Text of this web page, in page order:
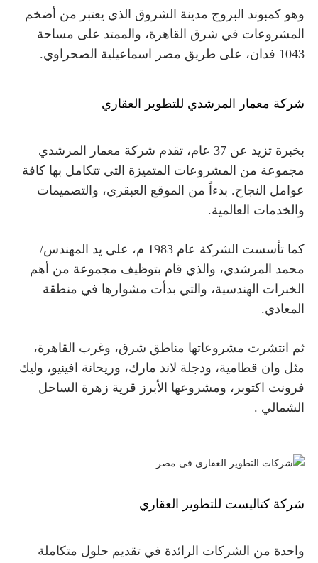
وهو كمبوند البروج مدينة الشروق الذي يعتبر من أضخم
المشروعات في شرق القاهرة، والممتد على مساحة
1043 فدان، على طريق مصر اسماعيلية الصحراوي.
شركة معمار المرشدي للتطوير العقاري
بخبرة تزيد عن 37 عام، تقدم شركة معمار المرشدي
مجموعة من المشروعات المتميزة التي تتكامل بها كافة
عوامل النجاح. بدءاً من الموقع العبقري، والتصميمات
والخدمات العالمية.
كما تأسست الشركة عام 1983 م، على يد المهندس/
محمد المرشدي، والذي قام بتوظيف مجموعة من أهم
الخبرات الهندسية، والتي بدأت مشوارها في منطقة
المعادي.
ثم انتشرت مشروعاتها مناطق شرق، وغرب القاهرة،
مثل وان قطامية، ودجلة لاند مارك، وريحانة افينيو، وليك
فرونت اكتوبر، ومشروعها الأبرز قرية زهرة الساحل
الشمالي .
شركة كتاليست للتطوير العقاري
واحدة من الشركات الرائدة في تقديم حلول متكاملة